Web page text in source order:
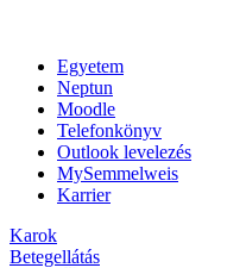
Egyetem
Neptun
Moodle
Telefonkönyv
Outlook levelezés
MySemmelweis
Karrier
Karok
Betegellátás